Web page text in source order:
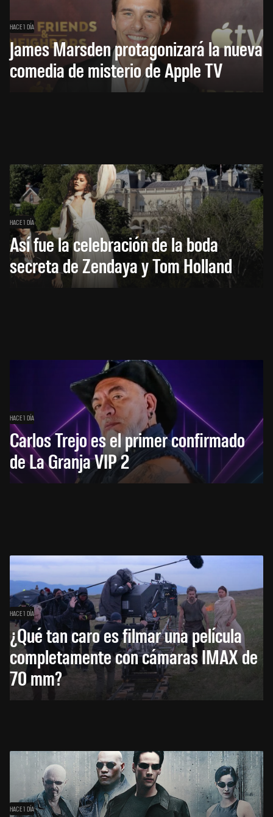
HACE 1 DÍA
James Marsden protagonizará la nueva
comedia de misterio de Apple TV
HACE 1 DÍA
Así fue la celebración de la boda
secreta de Zendaya y Tom Holland
HACE 1 DÍA
Carlos Trejo es el primer confirmado
de La Granja VIP 2
HACE 1 DÍA
¿Qué tan caro es filmar una película
completamente con cámaras IMAX de
70 mm?
HACE 1 DÍA